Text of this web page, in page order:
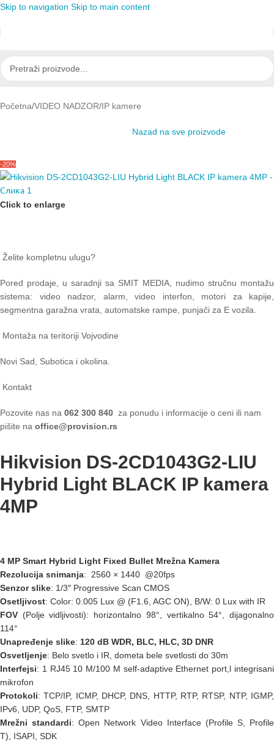
Skip to navigation Skip to main content
Početna/VIDEO NADZOR/IP kamere
Nazad na sve proizvode
-20%
Click to enlarge
Želite kompletnu ulugu?
Pored prodaje, u saradnji sa SMIT MEDIA, nudimo stručnu montažu
sistema: video nadzor, alarm, video interfon, motori za kapije,
segmentna garažna vrata, automatske rampe, punjači za E vozila.
Montaža na teritoriji Vojvodine
Novi Sad, Subotica i okolina.
Kontakt
Pozovite nas na 062 300 840 za ponudu i informacije o ceni ili nam
pišite na office@provision.rs
Hikvision DS-2CD1043G2-LIU
Hybrid Light BLACK IP kamera
4MP
4 MP Smart Hybrid Light Fixed Bullet Mrežna Kamera
Rezolucija snimanja: 2560 × 1440 @20fps
Senzor slike: 1/3″ Progressive Scan CMOS
Osetljivost: Color: 0.005 Lux @ (F1.6, AGC ON), B/W: 0 Lux with IR
FOV (Polje vidljivosti): horizontalno 98°, vertikalno 54°, dijagonalno
114°
Unapređenje slike: 120 dB WDR, BLC, HLC, 3D DNR
Osvetljenje: Belo svetlo i IR, dometa bele svetlosti do 30m
Interfejsi: 1 RJ45 10 M/100 M self-adaptive Ethernet port,l integrisani
mikrofon
Protokoli: TCP/IP, ICMP, DHCP, DNS, HTTP, RTP, RTSP, NTP, IGMP,
IPv6, UDP, QoS, FTP, SMTP
Mrežni standardi: Open Network Video Interface (Profile S, Profile
T), ISAPI, SDK